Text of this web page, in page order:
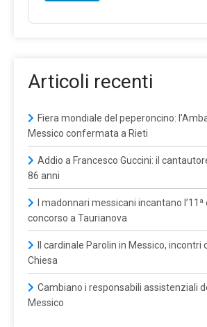
Articoli recenti
Fiera mondiale del peperoncino:
Messico confermata a Rieti
Addio a Francesco Guccini: il
86 anni
I madonnari messicani incantano l’11ª
concorso a Taurianova
Il cardinale Parolin in Messico, incontri
Chiesa
Cambiano i responsabili assistenziali
Messico